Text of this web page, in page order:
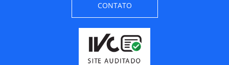
CONTATO